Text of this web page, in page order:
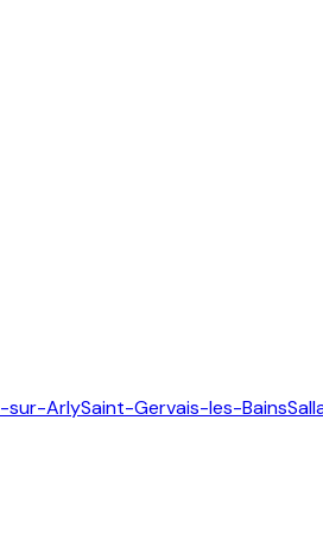
sur-ArlySaint-Gervais-les-Bains